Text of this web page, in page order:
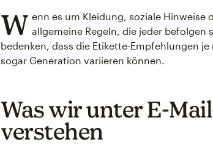
W enn es um Kleidung, soziale Hinweise
allgemeine Regeln, die jeder befolgen
bedenken, dass die Etikette-Empfehlungen
sogar Generation variieren können.
Was wir unter E-
verstehen